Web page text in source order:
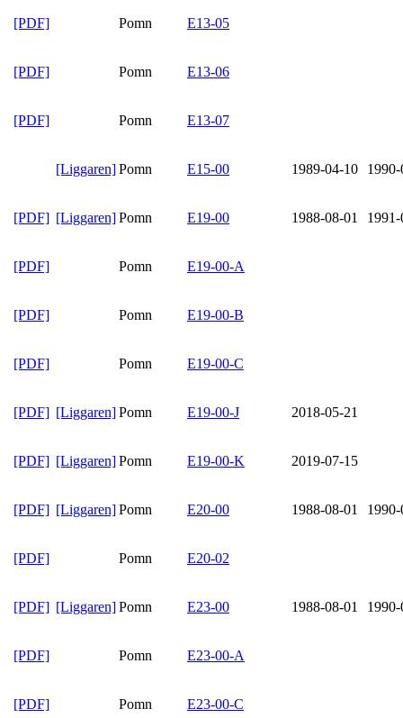
[PDF] Pomn E13-05
[PDF] Pomn E13-06
[PDF] Pomn E13-07
[Liggaren]Pomn E15-00 1989-04-10
[PDF] [Liggaren]Pomn E19-00 1988-08-01
[PDF] Pomn E19-00-A
[PDF] Pomn E19-00-B
[PDF] Pomn E19-00-C
[PDF] [Liggaren]Pomn E19-00-J 2018-05-21
[PDF] [Liggaren]Pomn E19-00-K 2019-07-15
[PDF] [Liggaren]Pomn E20-00 1988-08-01
[PDF] Pomn E20-02
[PDF] [Liggaren]Pomn E23-00 1988-08-01
[PDF] Pomn E23-00-A
[PDF] Pomn E23-00-C